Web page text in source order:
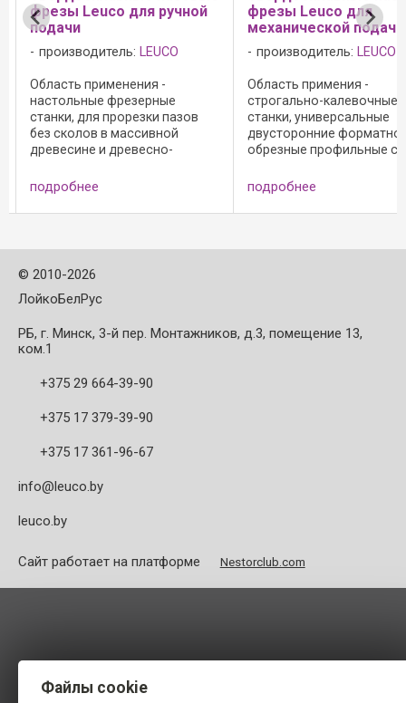
Leuco для ручной
производитель:LEUCO
применения -
фрезерные
для прорезки пазов
сколов в массивной
и древесно-
в
вдоль
(массивная
вращении только с
фрезы Leuco для
механической подачи
производитель:LEUCO
Область примения -
строгально-калевочные
станки, универсальные
двусторонние форматно-
обрезные профильные станки,
сколов в массивной
древесине и древесно-
стружечных материалах. При Z
ширины пазов ...
подробнее
© 2010-2026
ЛойкоБелРус
РБ, г. Минск, 3-й пер. Монтажников, д.3, помещение 13,
ком.1
+375 29 664-39-90
+375 17 379-39-90
+375 17 361-96-67
info@leuco.by
leuco.by
Сайт работает на платформе Nestorclub.com
Файлы cookie